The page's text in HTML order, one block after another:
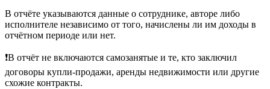
В отчёте указываются данные о сотруднике, авторе либо
исполнителе независимо от того, начислены ли им доходы в
отчётном периоде или нет.
❗В отчёт не включаются самозанятые и те, кто заключил
договоры купли-продажи, аренды недвижимости или другие
схожие контракты.